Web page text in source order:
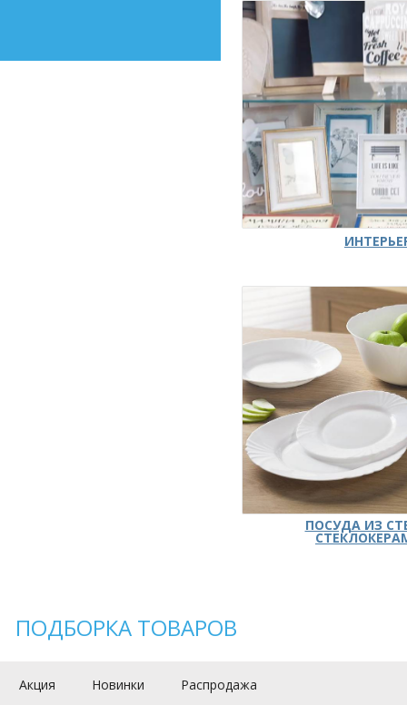
ПОСУДА ИЗ
ПОДБОРКА ТОВАРОВ
Акция Новинки Распродажа